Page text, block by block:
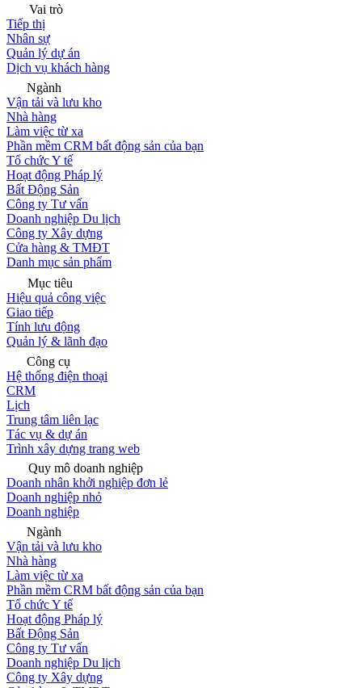
Vai trò
Tiếp thị
Nhân sự
Quản lý dự án
Dịch vụ khách hàng
Ngành
Vận tải và lưu kho
Nhà hàng
Làm việc từ xa
Phần mềm CRM bất động sản của bạn
Tổ chức Y tế
Hoạt động Pháp lý
Bất Động Sản
Công ty Tư vấn
Doanh nghiệp Du lịch
Công ty Xây dựng
Cửa hàng & TMĐT
Danh mục sản phẩm
Mục tiêu
Hiệu quả công việc
Giao tiếp
Tính lưu động
Quản lý & lãnh đạo
Công cụ
Hệ thống điện thoại
CRM
Lịch
Trung tâm liên lạc
Tác vụ & dự án
Trình xây dựng trang web
Quy mô doanh nghiệp
Doanh nhân khởi nghiệp đơn lẻ
Doanh nghiệp nhỏ
Doanh nghiệp
Ngành
Vận tải và lưu kho
Nhà hàng
Làm việc từ xa
Phần mềm CRM bất động sản của bạn
Tổ chức Y tế
Hoạt động Pháp lý
Bất Động Sản
Công ty Tư vấn
Doanh nghiệp Du lịch
Công ty Xây dựng